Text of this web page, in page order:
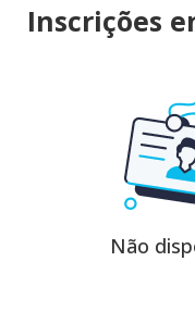
Inscrições
Não